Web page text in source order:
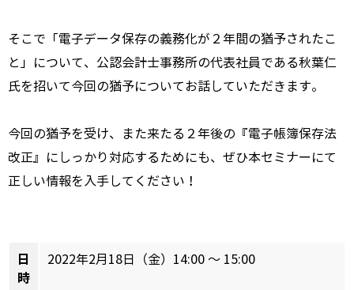
そこで「電子データ保存の義務化が２年間の猶予されたこ
と」について、公認会計士事務所の代表社員である秋葉仁
氏を招いて今回の猶予についてお話していただきます。
今回の猶予を受け、また来たる２年後の『電子帳簿保存法
改正』にしっかり対応するためにも、ぜひ本セミナーにて
正しい情報を入手してください！
日
時
2022年2月18日（金）14:00 ～ 15:00